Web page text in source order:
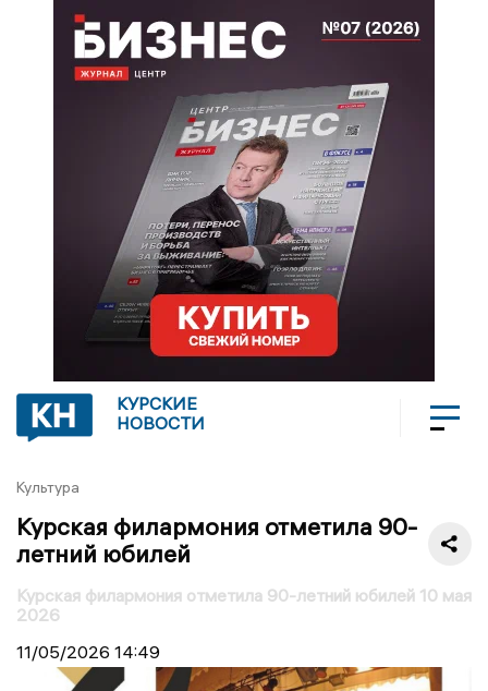
КУРСКИЕ
НОВОСТИ
Культура
Курская филармония отметила 90-
летний юбилей
Курская филармония отметила 90-летний юбилей 10 мая
2026
11/05/2026 14:49